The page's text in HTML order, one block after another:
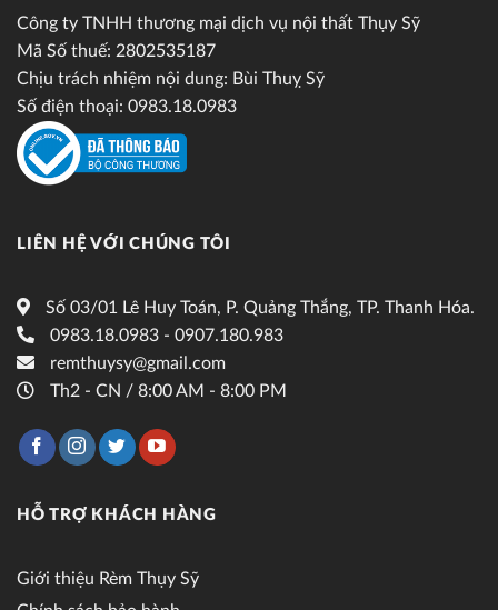
Công ty TNHH thương mại dịch vụ nội thất Thụy Sỹ
Mã Số thuế: 2802535187
Chịu trách nhiệm nội dung: Bùi Thuỵ Sỹ
Số điện thoại: 0983.18.0983
LIÊN HỆ VỚI CHÚNG TÔI
Số 03/01 Lê Huy Toán, P. Quảng Thắng, TP. Thanh Hóa.
0983.18.0983 - 0907.180.983
remthuysy@gmail.com
Th2 - CN / 8:00 AM - 8:00 PM
HỖ TRỢ KHÁCH HÀNG
Giới thiệu Rèm Thụy Sỹ